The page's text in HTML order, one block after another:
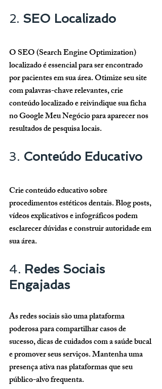
2. SEO Localizado
O SEO (Search Engine Optimization)
localizado é essencial para ser encontrado
por pacientes em sua área. Otimize seu site
com palavras-chave relevantes, crie
conteúdo localizado e reivindique sua ficha
no Google Meu Negócio para aparecer nos
resultados de pesquisa locais.
3. Conteúdo Educativo
Crie conteúdo educativo sobre
procedimentos estéticos dentais. Blog posts,
vídeos explicativos e infográficos podem
esclarecer dúvidas e construir autoridade em
sua área.
4. Redes Sociais
Engajadas
As redes sociais são uma plataforma
poderosa para compartilhar casos de
sucesso, dicas de cuidados com a saúde bucal
e promover seus serviços. Mantenha uma
presença ativa nas plataformas que seu
público-alvo frequenta.